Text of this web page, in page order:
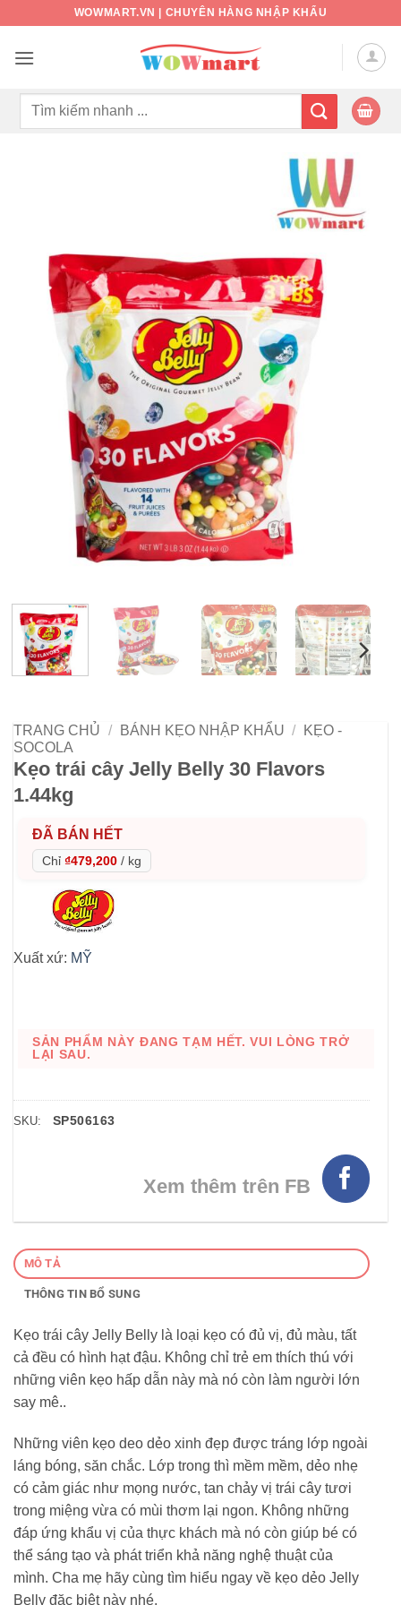
nội
WOWMART.VN | CHUYÊN HÀNG NHẬP KHẨU
Tìm
TRANG CHỦ / BÁNH KẸO NHẬP KHẨU /
KẸO -
SOCOLA
Kẹo trái cây Jelly Belly 30 Flavors
1.44kg
ĐÃ BÁN HẾT
Chỉ ₫479,200 / kg
Xuất xứ: MỸ
SẢN PHẨM NÀY ĐANG TẠM HẾT. VUI LÒNG TRỞ
LẠI SAU.
SKU: SP506163
Xem thêm trên FB
MÔ TẢ
THÔNG TIN BỔ SUNG
Kẹo trái cây Jelly Belly là loại kẹo có đủ vị, đủ màu, tất
cả đều có hình hạt đậu. Không chỉ trẻ em thích thú với
những viên kẹo hấp dẫn này mà nó còn làm người lớn
say mê..
Những viên kẹo deo dẻo xinh đẹp được tráng lớp ngoài
láng bóng, săn chắc. Lớp trong thì mềm mềm, dẻo nhẹ
có cảm giác như mọng nước, tan chảy vị trái cây tươi
trong miệng vừa có mùi thơm lại ngon. Không những
đáp ứng khẩu vị của thực khách mà nó còn giúp bé có
thể sáng tạo và phát triển khả năng nghệ thuật của
mình. Cha mẹ hãy cùng tìm hiểu ngay về kẹo dẻo Jelly
Belly đặc biệt này nhé.